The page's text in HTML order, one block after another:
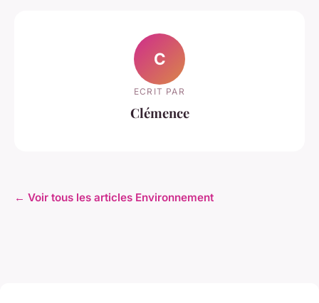
C
ECRIT PAR
Clémence
← Voir tous les articles Environnement